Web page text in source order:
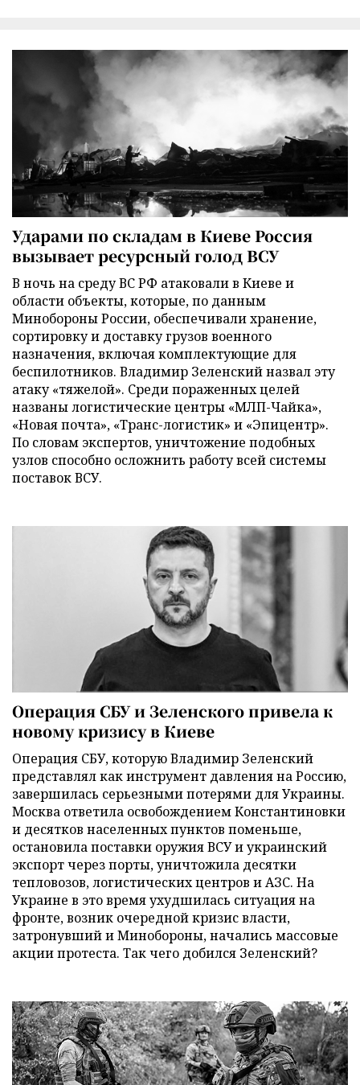
Ударами по складам в Киеве Россия
вызывает ресурсный голод ВСУ
В ночь на среду ВС РФ атаковали в Киеве и
области объекты, которые, по данным
Минобороны России, обеспечивали хранение,
сортировку и доставку грузов военного
назначения, включая комплектующие для
беспилотников. Владимир Зеленский назвал эту
атаку «тяжелой». Среди пораженных целей
названы логистические центры «МЛП-Чайка»,
«Новая почта», «Транс-логистик» и «Эпицентр».
По словам экспертов, уничтожение подобных
узлов способно осложнить работу всей системы
поставок ВСУ.
Операция СБУ и Зеленского привела к
новому кризису в Киеве
Операция СБУ, которую Владимир Зеленский
представлял как инструмент давления на Россию,
завершилась серьезными потерями для Украины.
Москва ответила освобождением Константиновки
и десятков населенных пунктов поменьше,
остановила поставки оружия ВСУ и украинский
экспорт через порты, уничтожила десятки
тепловозов, логистических центров и АЗС. На
Украине в это время ухудшилась ситуация на
фронте, возник очередной кризис власти,
затронувший и Минобороны, начались массовые
акции протеста. Так чего добился Зеленский?